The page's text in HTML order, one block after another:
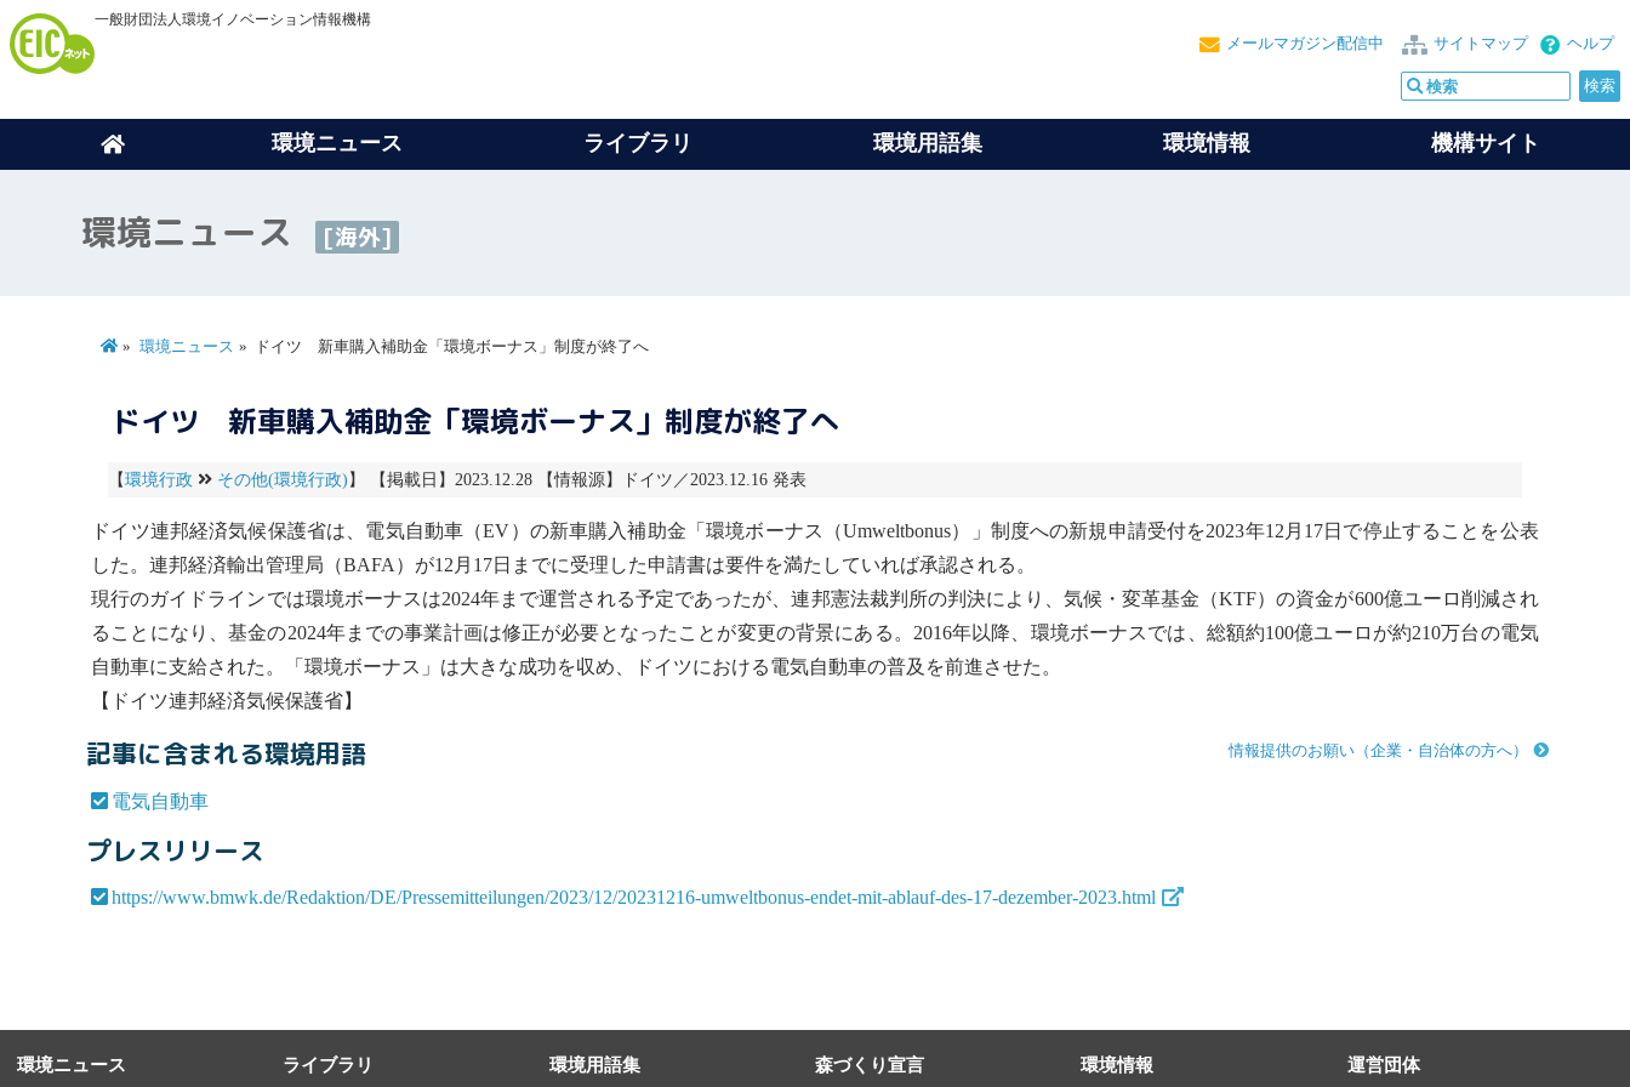
一般財団法人環境イノベーション情報機構
ヘルプ
サイトマップ
メールマガジン配信中
環境ニュース ライブラリ 環境用語集 環境情報 機構サイト
環境ニュース [海外]
環境ニュース ドイツ 新車購入補助金「環境ボーナス」制度が終了へ
ドイツ 新車購入補助金「環境ボーナス」制度が終了へ
【環境行政 その他(環境行政) 】 【掲載日】2023.12.28 【情報源】ドイツ／2023.12.16 発表
ドイツ連邦経済気候保護省は、 電気自動車 （EV）の新車購入補助金「環境ボーナス（Umweltbonus）」制度への新規申請受付を2023年12月17日で停止することを公表
した。連邦経済輸出管理局（BAFA）が12月17日までに受理した申請書は要件を満たしていれば承認される。
現行のガイドラインでは環境ボーナスは2024年まで運営される予定であったが、連邦憲法裁判所の判決により、気候・変革基金（KTF）の資金が600億ユーロ削減され
ることになり、基金の2024年までの事業計画は修正が必要となったことが変更の背景にある。2016年以降、環境ボーナスでは、総額約100億ユーロが約210万台の電気
自動車に支給された。「環境ボーナス」は大きな成功を収め、ドイツにおける電気自動車の普及を前進させた。
【ドイツ連邦経済気候保護省】
情報提供のお願い（企業・自治体の方へ）
記事に含まれる環境用語
電気自動車
プレスリリース
https://www.bmwk.de/Redaktion/DE/Pressemitteilungen/2023/12/20231216-umweltbonus-endet-mit-ablauf-des-17-dezember-2023.html
環境ニュース ライブラリ 環境用語集 森づくり宣言 環境情報 運営団体